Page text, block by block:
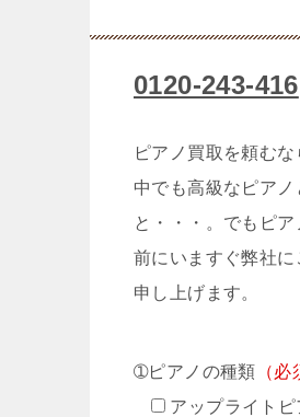
0120-243-416
ピアノ買取を頼む
中でも高級なピア
と・・・。でもピ
前にいますぐ弊社
申し上げます。
➀ピアノの種類 （必
アップライトピ